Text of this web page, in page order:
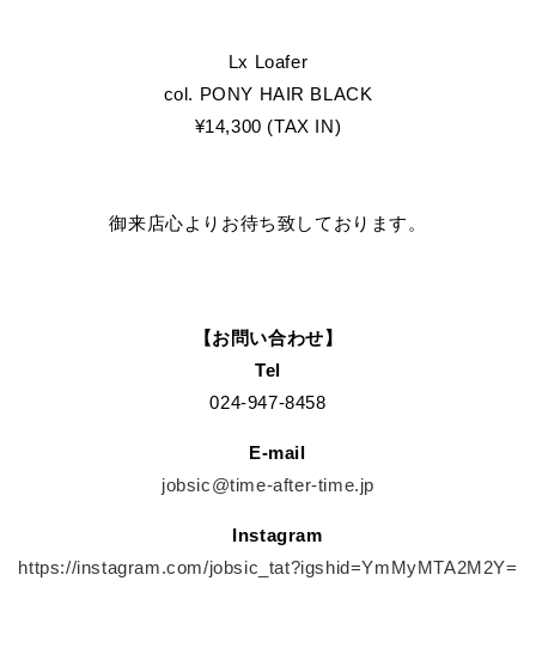
Lx Loafer
col. PONY HAIR BLACK
¥14,300 (TAX IN)
御来店心よりお待ち致しております。
【お問い合わせ】
Tel
024-947-8458
E-mail
jobsic@time-after-time.jp
Instagram
https://instagram.com/jobsic_tat?igshid=YmMyMTA2M2Y=